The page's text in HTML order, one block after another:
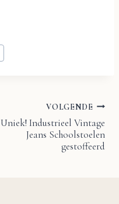
VOLGENDE
Uniek! Industrieel Vintage
Jeans Schoolstoelen
gestoffeerd